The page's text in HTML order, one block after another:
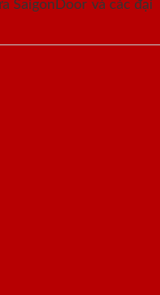
SaigonDoor và các đại